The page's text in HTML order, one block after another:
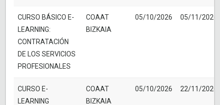
CURSO BÁSICO E-
LEARNING:
CONTRATACIÓN
DE LOS SERVICIOS
PROFESIONALES
COAAT
BIZKAIA
05/10/2026 05/11/2026
CURSO E-
LEARNING
COAAT
BIZKAIA
05/10/2026 22/11/2026